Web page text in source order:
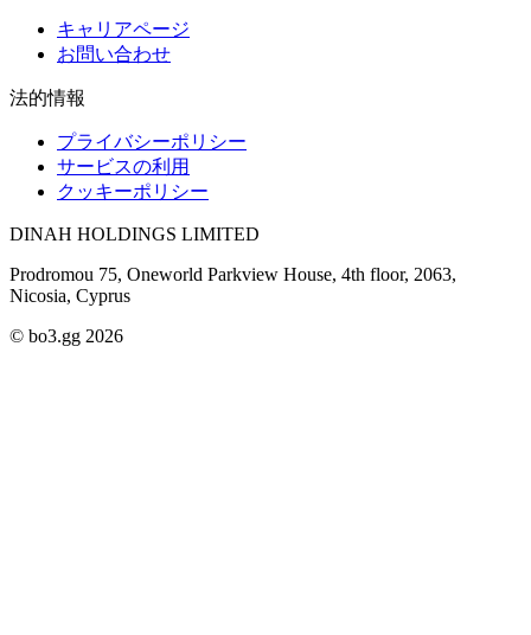
キャリアページ
お問い合わせ
法的情報
プライバシーポリシー
サービスの利用
クッキーポリシー
DINAH HOLDINGS LIMITED
Prodromou 75, Oneworld Parkview House, 4th floor, 2063,
Nicosia, Cyprus
© bo3.gg 2026